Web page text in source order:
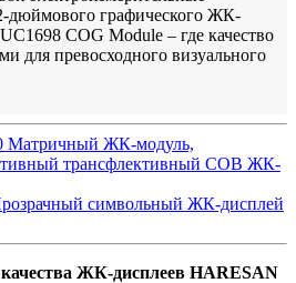
графического ЖК-
COG Module – где качество
для превосходного визуального
Матричный ЖК-модуль,
трансфлективный COB ЖК-
символьный ЖК-дисплей
ЖК-дисплеев HARESAN